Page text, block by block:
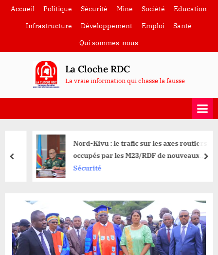
SkipAccueil Politique Sécurité Mine Société
Education
Infrastructure
Développement Emploi
Santé
Qui sommes-nous
La Cloche RDC
La vraie information qui chasse la fausse
Nord-Kivu : le trafic sur les axes routiers
occupés par les M23/RDF de nouveaux
suspendu
Sécurité
prev